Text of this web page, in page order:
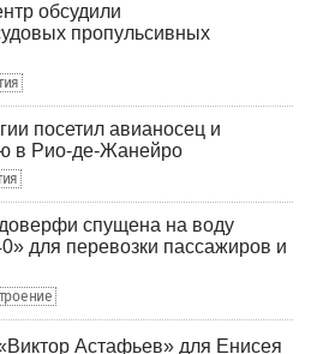
обсудили
пропульсивных
посетил авианосец и
в Рио-де-Жанейро
спущена на воду
для перевозки пассажиров и
Астафьев» для Енисея